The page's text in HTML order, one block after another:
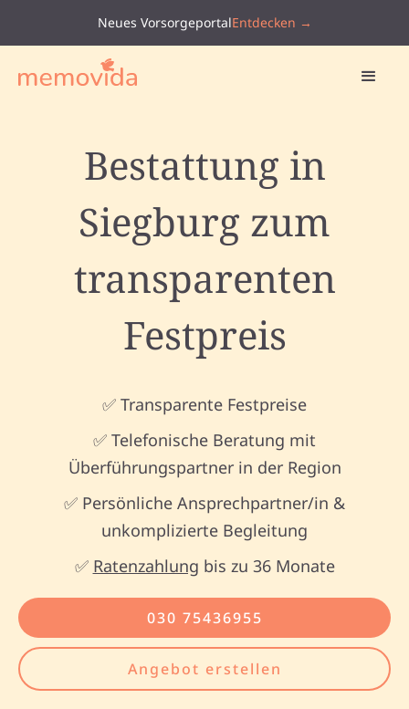
Neues VorsorgeportalEntdecken →
Bestattung in
Siegburg zum
transparenten
Festpreis
✅ Transparente Festpreise
✅ Telefonische Beratung mit
Überführungspartner in der Region
✅ Persönliche Ansprechpartner/in &
unkomplizierte Begleitung
✅ Ratenzahlung bis zu 36 Monate
030 75436955
Angebot erstellen